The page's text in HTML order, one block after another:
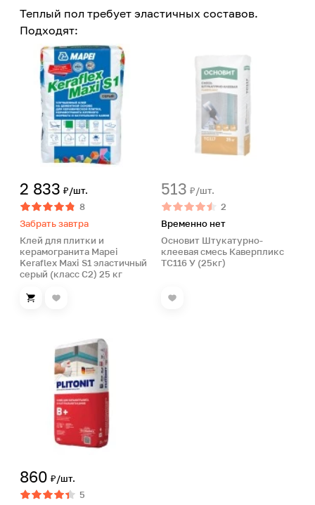
Теплый пол требует эластичных составов.
Подходят:
2 833 ₽/шт.
8
Забрать завтра
Клей для плитки и
керамогранита Mapei
Keraflex Maxi S1 эластичный
серый (класс С2) 25 кг
513 ₽/шт.
2
Временно нет
Основит Штукатурно-
клеевая смесь Каверпликс
ТС116 У (25кг)
860 ₽/шт.
5